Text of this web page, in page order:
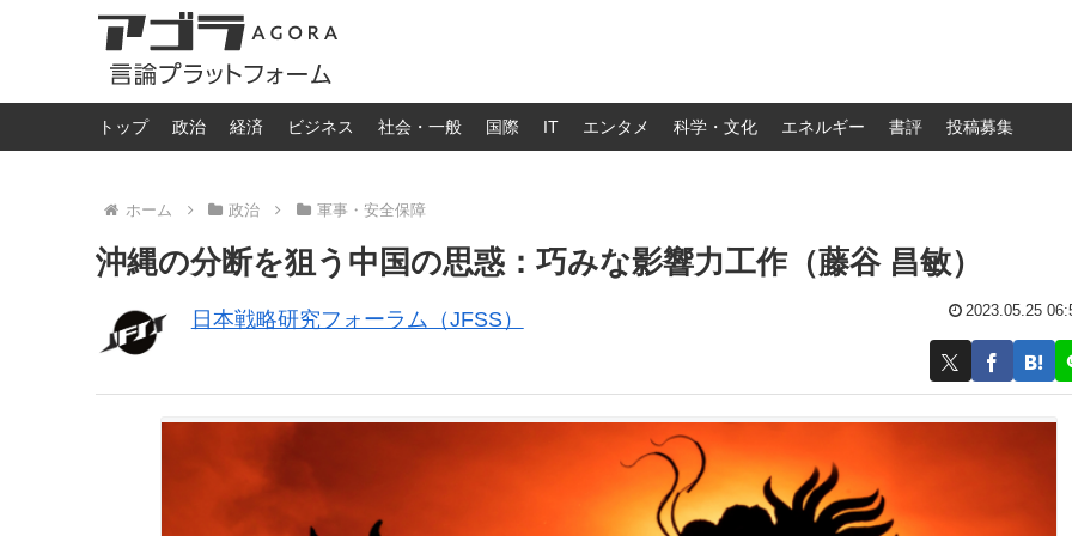
トップ 政治 経済 ビジネス 社会・一般 国際 IT エンタメ 科学・文化 エネルギー 書評 投稿募集
ホーム 政治 軍事・安全保障
沖縄の分断を狙う中国の思惑：巧みな影響力工作（藤谷 昌敏）
日本戦略研究フォーラム（JFSS） 2023.05.25